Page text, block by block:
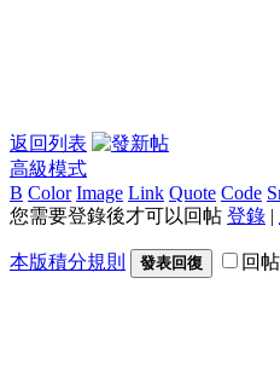
返回列表
高級模式
B Color Image Link Quote Code
您需要登錄後才可以回帖 登錄 |
本版積分規則 發表回復 回